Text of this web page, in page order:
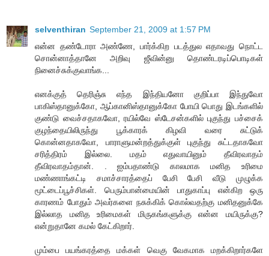
selventhiran September 21, 2009 at 1:57 PM
என்ன தண்டோரா அண்ணே, பார்க்கிற படத்துல எதாவது நொட்ட
சொன்னாத்தானே அறிவு ஜீவின்னு தொண்டரடிப்பொடிகள்
நினைச்சுக்குவாங்க...
எனக்குத் தெரிஞ்சு எந்த இந்தியனோ குறிப்பா இந்துவோ
பாகிஸ்தானுக்கோ, ஆப்கானிஸ்தானுக்கோ போயி பொது இடங்களில்
குண்டு வைச்சதாகவோ, ரயில்வே ஸ்டேசன்களில் புகுந்து பச்சைக்
குழந்தையிலிருந்து பூக்காரக் கிழவி வரை சுட்டுக்
கொன்னதாகவோ, பாராளுமன்றத்துக்குள் புகுந்து சுட்டதாகவோ
சரித்திரம் இல்லை. மதம் எதுவாயினும் தீவிரவாதம்
தீவிரவாதம்தான். . ஐம்பதாண்டு காலமாக மனித உரிமை
மண்ணாங்கட்டி சமாச்சாரத்தைப் பேசி பேசி வீடு முழுக்க
மூட்டைப்பூச்சிகள். பெரும்பான்மையின் பாதுகாப்பு என்கிற ஒரு
காரணம் போதும் அவர்களை நசுக்கிக் கொல்வதற்கு மனிதனுக்கே
இல்லாத மனித உரிமைகள் மிருகங்களுக்கு என்ன மயிருக்கு?
என்றுதானே கமல் கேட்கிறார்.
மும்பை பயங்கரத்தை மக்கள் வெகு வேகமாக மறக்கிறார்களே